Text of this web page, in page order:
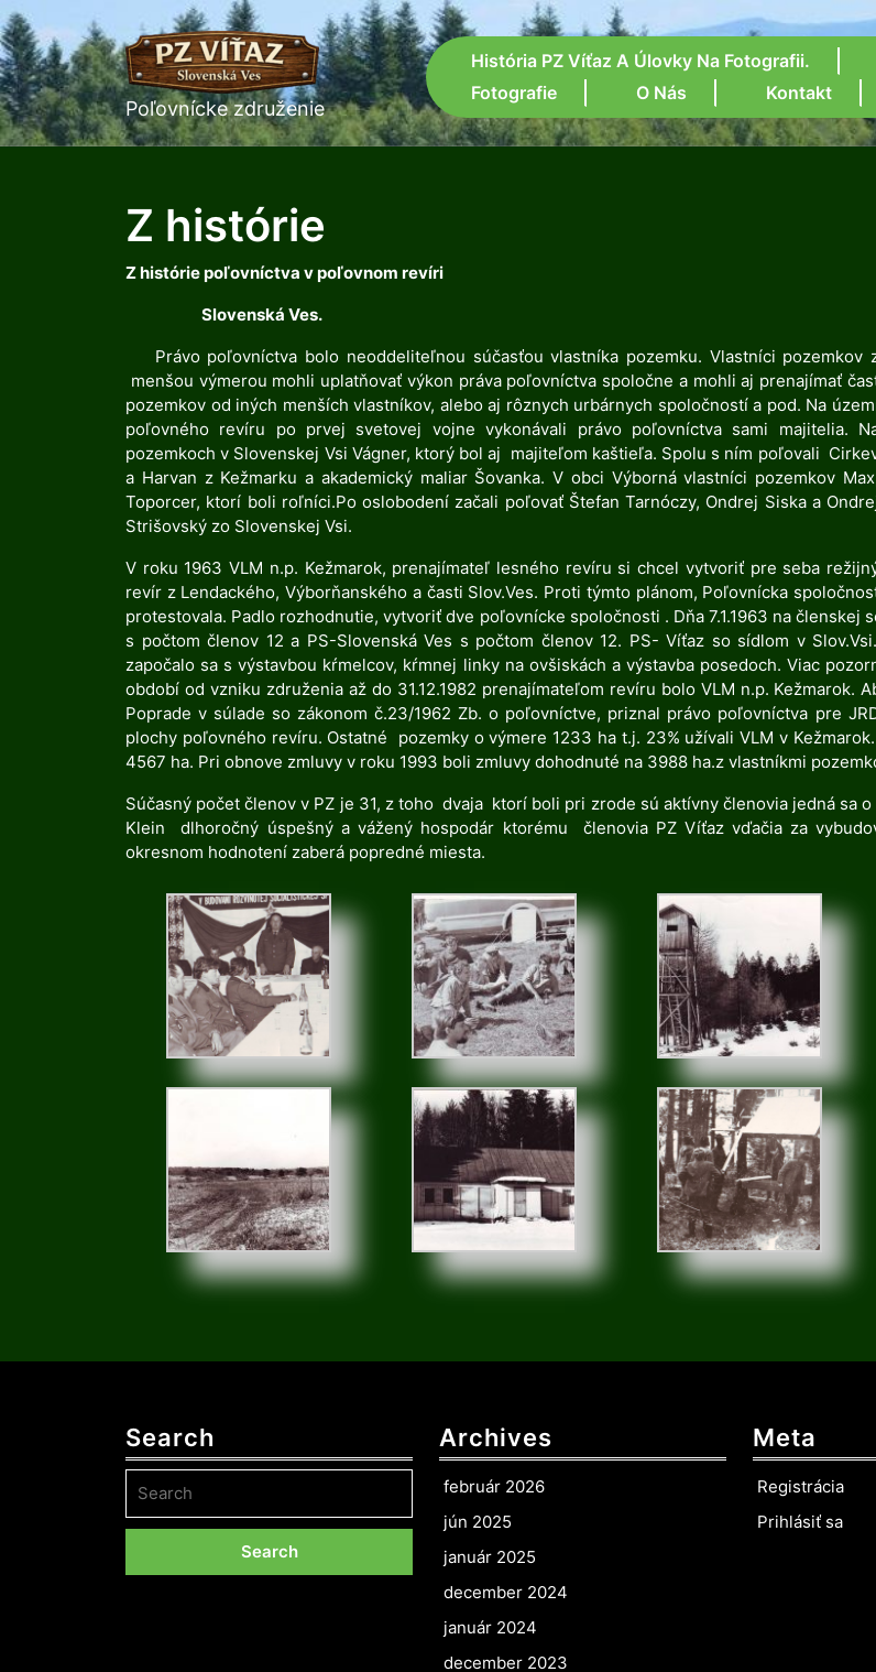
Skip
to
content
Poľovnícke združenie
História PZ Víťaz A Úlovky Na Fotografii.
Fotografie
O Nás Kontakt
Z histórie
Z histórie poľovníctva v poľovnom revíri
Slovenská Ves.
Právo poľovníctva bolo neoddeliteľnou súčasťou vlastníka pozemku. Vlastníci pozemkov
menšou výmerou mohli uplatňovať výkon práva poľovníctva spoločne a mohli aj prenajímať
pozemkov od iných menších vlastníkov, alebo aj rôznych urbárnych spoločností a pod. Na
poľovného revíru po prvej svetovej vojne vykonávali právo poľovníctva sami majitelia.
pozemkoch v Slovenskej Vsi Vágner, ktorý bol aj majiteľom kaštieľa. Spolu s ním poľovali
a Harvan z Kežmarku a akademický maliar Šovanka. V obci Výborná vlastníci pozemkov
Toporcer, ktorí boli roľníci.Po oslobodení začali poľovať Štefan Tarnóczy, Ondrej Siska a
Strišovský zo Slovenskej Vsi.
V roku 1963 VLM n.p. Kežmarok, prenajímateľ lesného revíru si chcel vytvoriť pre seba
revír z Lendackého, Výborňanského a časti Slov.Ves. Proti týmto plánom, Poľovnícka
protestovala. Padlo rozhodnutie, vytvoriť dve poľovnícke spoločnosti . Dňa 7.1.1963 na
s počtom členov 12 a PS-Slovenská Ves s počtom členov 12. PS- Víťaz so sídlom v
započalo sa s výstavbou kŕmelcov, kŕmnej linky na ovšiskách a výstavba posedoch. Viac
období od vzniku združenia až do 31.12.1982 prenajímateľom revíru bolo VLM n.p. Kežmarok.
Poprade v súlade so zákonom č.23/1962 Zb. o poľovníctve, priznal právo poľovníctva pre
plochy poľovného revíru. Ostatné pozemky o výmere 1233 ha t.j. 23% užívali VLM v
4567 ha. Pri obnove zmluvy v roku 1993 boli zmluvy dohodnuté na 3988 ha.z vlastníkmi
Súčasný počet členov v PZ je 31, z toho dvaja ktorí boli pri zrode sú aktívny členovia jedná sa
Klein dlhoročný úspešný a vážený hospodár ktorému členovia PZ Víťaz vďačia za
okresnom hodnotení zaberá popredné miesta.
Search
for:
Archives
február 2026
jún 2025
január 2025
december 2024
január 2024
december 2023
Meta
Registrácia
Prihlásiť sa